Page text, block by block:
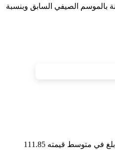
السابق في حدود 404.19 مليون درهم وكذا 581.28 مليون درهم خلال موسم الشتوي 2024 وهو ما يعكس زيادة تقدر ب 53% مقارنة بالموسم الصيفي السابق وبنسبة
وحسب تقرير المنجز من طرف المكتب بالداخلة فقد سجل الموسم المنتهي بتاريخ 31 مارس 2025 ، ارتفاعا مهما في سعر البيع الأول للأخطبوط بأسواق السمك بالجملة، الذي بلغ في متوسط قيمته 111.85